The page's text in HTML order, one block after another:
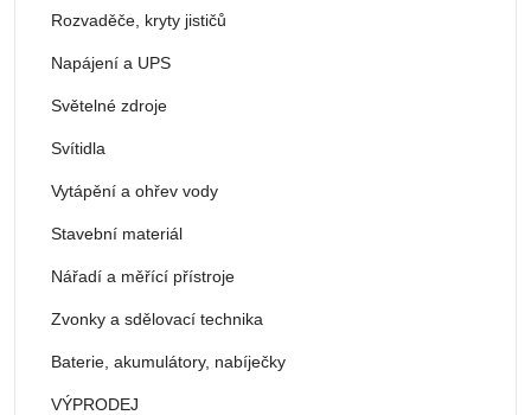
Rozvaděče, kryty jističů
Napájení a UPS
Světelné zdroje
Svítidla
Vytápění a ohřev vody
Stavební materiál
Nářadí a měřící přístroje
Zvonky a sdělovací technika
Baterie, akumulátory, nabíječky
VÝPRODEJ